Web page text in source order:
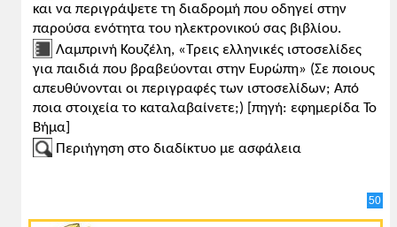
και να περιγράψετε τη διαδρομή που οδηγεί στην
παρούσα ενότητα του ηλεκτρονικού σας βιβλίου.
Λαμπρινή Κουζέλη, «Τρεις ελληνικές ιστοσελίδες
για παιδιά που βραβεύονται στην Ευρώπη» (Σε ποιους
απευθύνονται οι περιγραφές των ιστοσελίδων; Από
ποια στοιχεία το καταλαβαίνετε;) [πηγή: εφημερίδα Το
Βήμα]
Περιήγηση στο διαδίκτυο με ασφάλεια
50